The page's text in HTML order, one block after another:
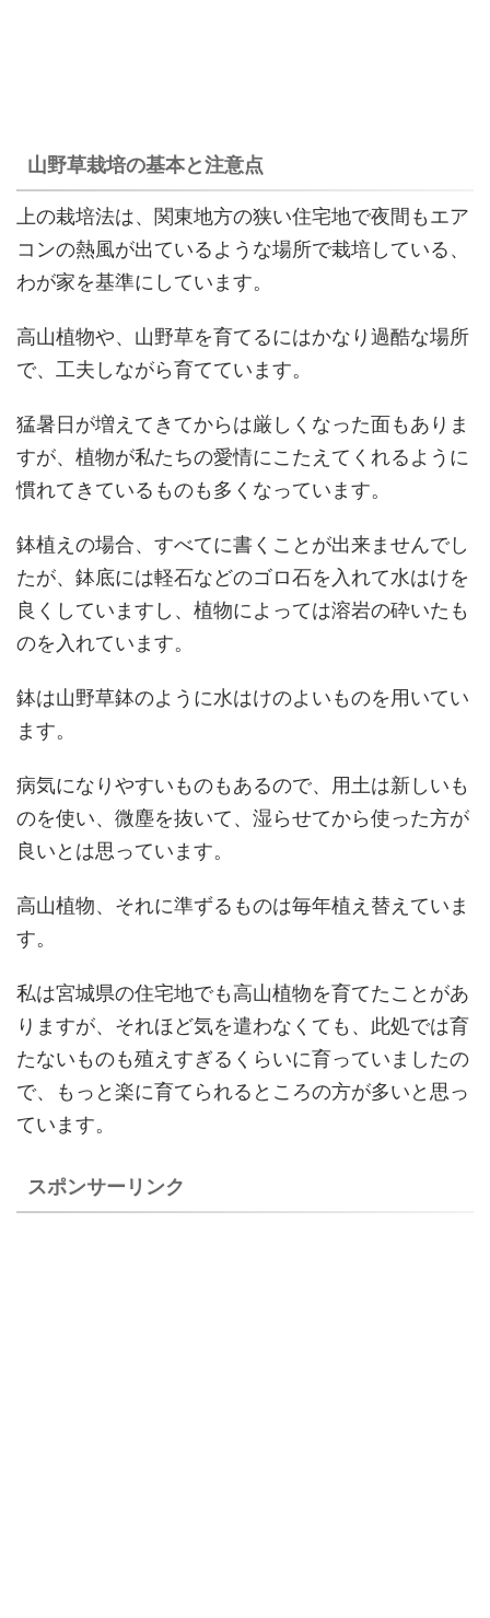
山野草栽培の基本と注意点
上の栽培法は、関東地方の狭い住宅地で夜間もエア
コンの熱風が出ているような場所で栽培している、
わが家を基準にしています。
高山植物や、山野草を育てるにはかなり過酷な場所
で、工夫しながら育てています。
猛暑日が増えてきてからは厳しくなった面もありま
すが、植物が私たちの愛情にこたえてくれるように
慣れてきているものも多くなっています。
鉢植えの場合、すべてに書くことが出来ませんでし
たが、鉢底には軽石などのゴロ石を入れて水はけを
良くしていますし、植物によっては溶岩の砕いたも
のを入れています。
鉢は山野草鉢のように水はけのよいものを用いてい
ます。
病気になりやすいものもあるので、用土は新しいも
のを使い、微塵を抜いて、湿らせてから使った方が
良いとは思っています。
高山植物、それに準ずるものは毎年植え替えていま
す。
私は宮城県の住宅地でも高山植物を育てたことがあ
りますが、それほど気を遣わなくても、此処では育
たないものも殖えすぎるくらいに育っていましたの
で、もっと楽に育てられるところの方が多いと思っ
ています。
スポンサーリンク